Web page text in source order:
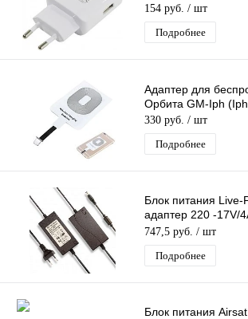
154 руб. / шт
Подробнее
Адаптер для
Орбита GM-Iph
330 руб. / шт
Подробнее
Блок питания Live-
адаптер 220 -17V/
штекер 5.5*2,5 мм
747,5 руб. / шт
Подробнее
Блок питания